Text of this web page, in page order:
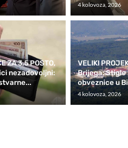
4 kolovoza, 2026
ZA 3,5 POSTO,
nezadovoljni:
VELIKI
Brijega:
obveznice u
4 kolovoza, 2026